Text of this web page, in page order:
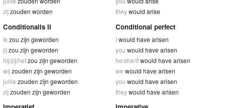
zijzouden worden
theywould arise
Conditionalis II
ik zou zijn geworden
jijzou zijn geworden
hij/zij/hetzou zijn geworden
wijzouden zijn geworden
jullie zouden zijn geworden
zijzouden zijn geworden
Conditional perfect
Iwould have arisen
you would have arisen
he/she/itwould have arisen
we would have arisen
you would have arisen
theywould have arisen